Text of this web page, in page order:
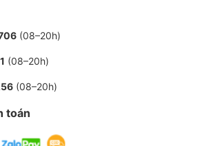
(08–20h)
(08–20h)
(08–20h)
toán